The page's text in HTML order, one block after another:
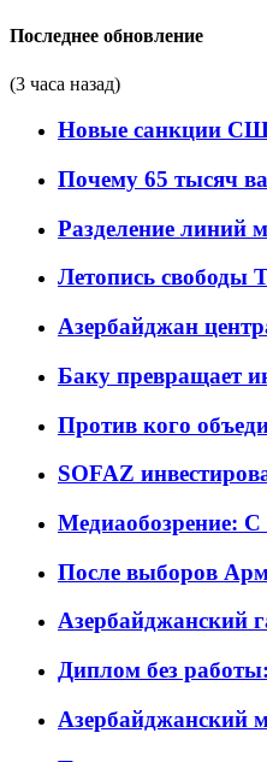
Последнее обновление
(3 часа назад)
Новые санкции
Почему 65 тысяч
Разделение линий
Летопись свободы
Азербайджан
Баку превращает
Против кого
SOFAZ
Медиаобозрение: С
После выборов
Азербайджанский
Диплом без
Азербайджанский